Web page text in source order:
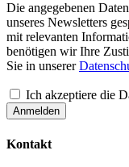
Die angegebenen
unseres Newsletters
mit relevanten
benötigen wir Ihre
Sie in unserer
Ich akzeptiere die
Anmelden
Kontakt